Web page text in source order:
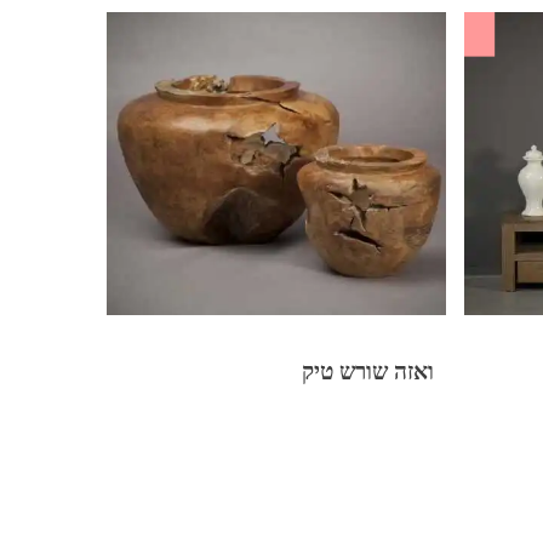
ואזה שורש טיק